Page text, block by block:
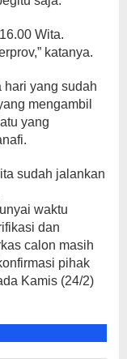
Wita.
katanya.
hari yang sudah
mengambil
yang
sudah jalankan
waktu
dan
calon masih
pihak
Kamis (24/2)